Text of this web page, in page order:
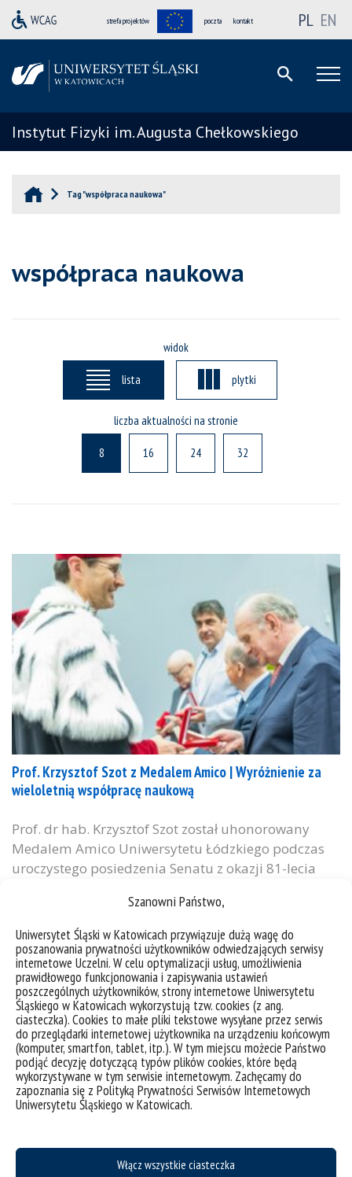
Szanowni Państwo,
Uniwersytet Śląski w Katowicach przywiązuje dużą wagę do
poszanowania prywatności użytkowników odwiedzających serwisy
internetowe Uczelni. W celu optymalizacji usług, umożliwienia
prawidłowego funkcjonowania i zapisywania ustawień
poszczególnych użytkowników, strony internetowe Uniwersytetu
Śląskiego w Katowicach wykorzystują tzw. cookies (z ang.
ciasteczka). Cookies to małe pliki tekstowe wysyłane przez serwis
do przeglądarki internetowej użytkownika na urządzeniu końcowym
(komputer, smartfon, tablet, itp.). W tym miejscu możecie Państwo
podjąć decyzję dotyczącą typów plików cookies, które będą
wykorzystywane w tym serwisie internetowym. Zachęcamy do
zapoznania się z Polityką Prywatności Serwisów Internetowych
Uniwersytetu Śląskiego w Katowicach.
Włącz wszystkie ciasteczka
strefa projektów poczta kontakt PL EN
Instytut Fizyki im. Augusta Chełkowskiego
Tag "współpraca naukowa"
współpraca naukowa
widok
lista plytki
liczba aktualności na stronie
8 16 24 32
Prof. Krzysztof Szot z Medalem Amico | Wyróżnienie za
wieloletnią współpracę naukową
Prof. dr hab. Krzysztof Szot został uhonorowany
Medalem Amico Uniwersytetu Łódzkiego podczas
uroczystego posiedzenia Senatu z okazji 81-lecia
dla osiągnięć naukowych Profesora, jak i
wieloletniej współpracy z Uniwersytetem Łódzkim.
Prof. Krzysztof Szot, uznany specjalista z Instytutu
Fizyki im. Augusta Chełkowskiego w dziedzinie fizyki
ciała stałego, jest jednym z czołowych badaczy
nanotechnologii i...
kategorie:wiadomości
tagi :badania naukowe nauka nowoczesne technologie współpraca naukowa